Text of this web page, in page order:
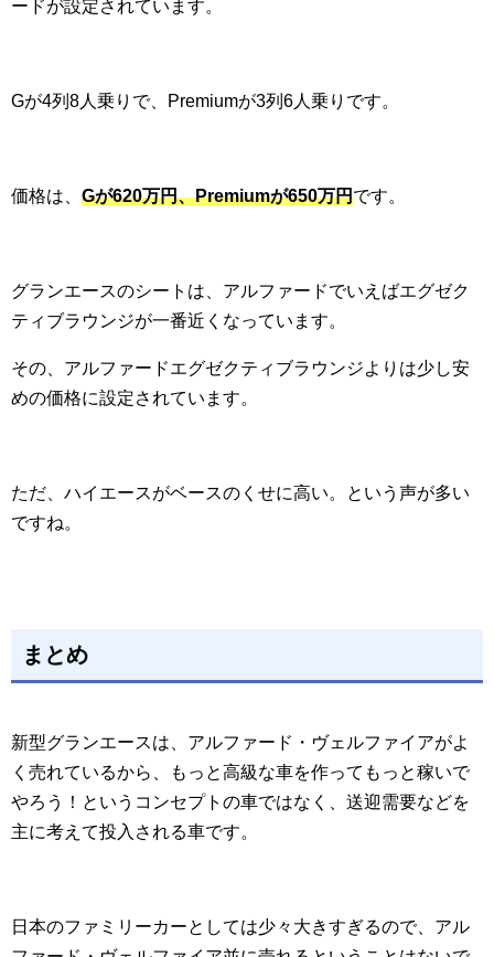
ードが設定されています。
Gが4列8人乗りで、Premiumが3列6人乗りです。
価格は、 Gが620万円、Premiumが650万円です。
グランエースのシートは、アルファードでいえばエグゼク
ティブラウンジが一番近くなっています。
その、アルファードエグゼクティブラウンジよりは少し安
めの価格に設定されています。
ただ、ハイエースがベースのくせに高い。という声が多い
ですね。
まとめ
新型グランエースは、アルファード・ヴェルファイアがよ
く売れているから、もっと高級な車を作ってもっと稼いで
やろう！というコンセプトの車ではなく、送迎需要などを
主に考えて投入される車です。
日本のファミリーカーとしては少々大きすぎるので、アル